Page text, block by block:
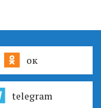
ок
telegram